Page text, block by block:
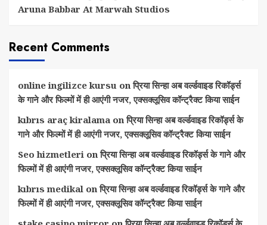
Aruna Babbar At Marwah Studios
Recent Comments
online ingilizce kursu onप्रिया सिन्हा अब वर्ल्डवाइड रिकॉर्ड्स
के गाने और फिल्मों में ही आएंगी नजर, एक्सक्लूसिव कॉन्ट्रैक्ट किया साईन
kıbrıs araç kiralama onप्रिया सिन्हा अब वर्ल्डवाइड रिकॉर्ड्स के
गाने और फिल्मों में ही आएंगी नजर, एक्सक्लूसिव कॉन्ट्रैक्ट किया साईन
Seo hizmetleri onप्रिया सिन्हा अब वर्ल्डवाइड रिकॉर्ड्स के गाने और
फिल्मों में ही आएंगी नजर, एक्सक्लूसिव कॉन्ट्रैक्ट किया साईन
kıbrıs medikal onप्रिया सिन्हा अब वर्ल्डवाइड रिकॉर्ड्स के गाने और
फिल्मों में ही आएंगी नजर, एक्सक्लूसिव कॉन्ट्रैक्ट किया साईन